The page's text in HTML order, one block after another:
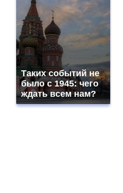
Таких событий не
было с 1945: чего
ждать всем нам?